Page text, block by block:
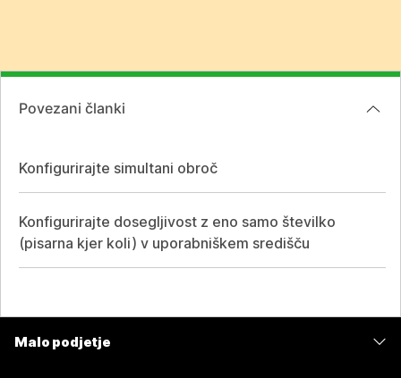
Povezani članki
Konfigurirajte simultani obroč
Konfigurirajte dosegljivost z eno samo številko
(pisarna kjer koli) v uporabniškem središču
Malo podjetje